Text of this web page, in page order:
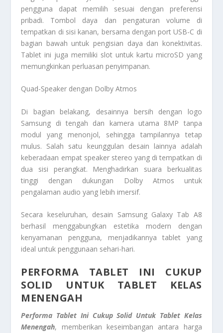
pengguna dapat memilih sesuai dengan preferensi
pribadi. Tombol daya dan pengaturan volume di
tempatkan di sisi kanan, bersama dengan port USB-C di
bagian bawah untuk pengisian daya dan konektivitas.
Tablet ini juga memiliki slot untuk kartu microSD yang
memungkinkan perluasan penyimpanan.
Quad-Speaker dengan Dolby Atmos
Di bagian belakang, desainnya bersih dengan logo
Samsung di tengah dan kamera utama 8MP tanpa
modul yang menonjol, sehingga tampilannya tetap
mulus. Salah satu keunggulan desain lainnya adalah
keberadaan empat speaker stereo yang di tempatkan di
dua sisi perangkat. Menghadirkan suara berkualitas
tinggi dengan dukungan Dolby Atmos untuk
pengalaman audio yang lebih imersif.
Secara keseluruhan, desain Samsung Galaxy Tab A8
berhasil menggabungkan estetika modern dengan
kenyamanan pengguna, menjadikannya tablet yang
ideal untuk penggunaan sehari-hari.
PERFORMA TABLET INI CUKUP
SOLID UNTUK TABLET KELAS
MENENGAH
Performa Tablet Ini Cukup Solid Untuk Tablet Kelas
Menengah, memberikan keseimbangan antara harga